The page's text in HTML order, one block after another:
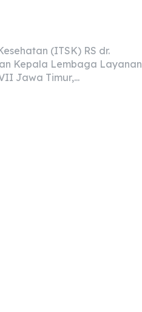
(ITSK) RS dr.
Kepala Lembaga Layanan
Jawa Timur,...